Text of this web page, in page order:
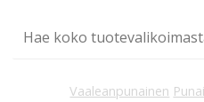
Vaaleanpunainen